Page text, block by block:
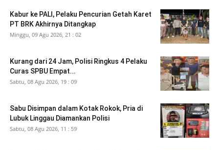
Kabur ke PALI, Pelaku Pencurian Getah Karet
PT BRK Akhirnya Ditangkap
Minggu, 09 Agu 2026, 21 : 02
Kurang dari 24 Jam, Polisi Ringkus 4 Pelaku
Curas SPBU Empat...
Sabtu, 08 Agu 2026, 19 : 09
Sabu Disimpan dalam Kotak Rokok, Pria di
Lubuk Linggau Diamankan Polisi
Sabtu, 08 Agu 2026, 11 : 59